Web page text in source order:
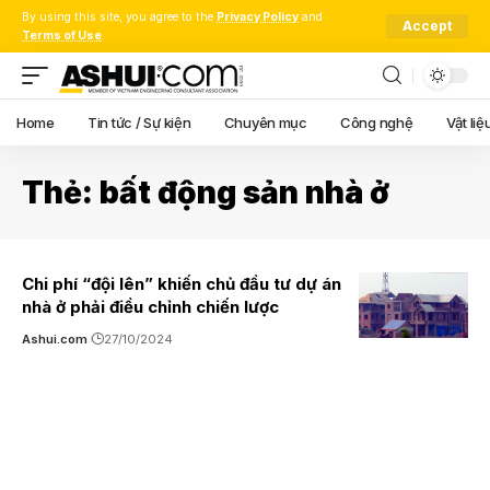
By using this site, you agree to the Privacy Policy and
Terms of Use.
Accept
Home Tin tức / Sự kiện Chuyên mục Công nghệ Vật
Thẻ: bất động sản nhà ở
Chi phí “đội lên” khiến chủ đầu tư dự án
nhà ở phải điều chỉnh chiến lược
Ashui.com 27/10/2024